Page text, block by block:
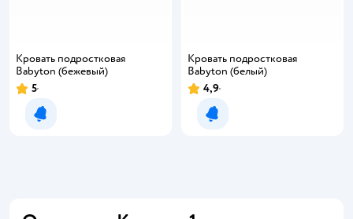
Кровать подростковая
Babyton (бежевый)
Рейтинг:
5
Уведомить о появлении
Кровать подростковая
Babyton (белый)
Рейтинг:
4,9
Уведомить о появлении